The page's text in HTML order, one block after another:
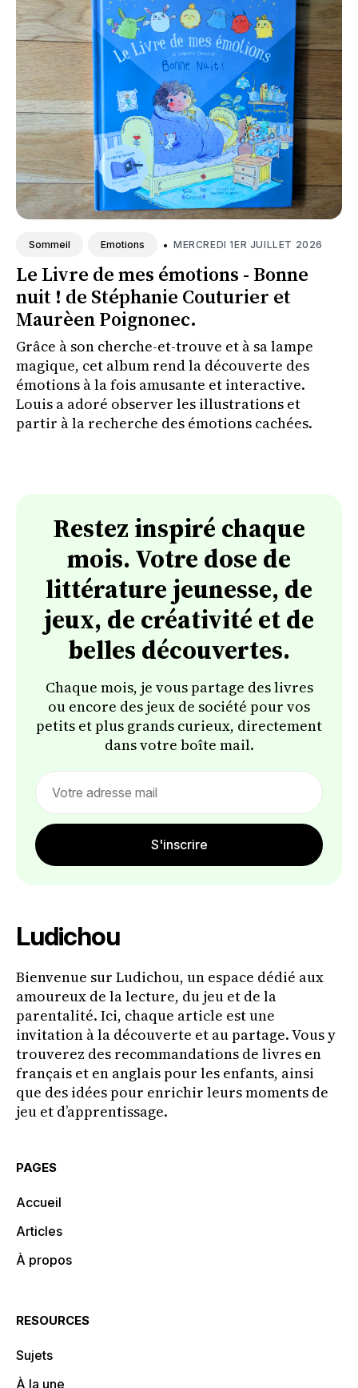
Sommeil Emotions • MERCREDI 1ER JUILLET 2026
Le Livre de mes émotions - Bonne
nuit ! de Stéphanie Couturier et
Maurèen Poignonec.
Grâce à son cherche-et-trouve et à sa lampe
magique, cet album rend la découverte des
émotions à la fois amusante et interactive.
Louis a adoré observer les illustrations et
partir à la recherche des émotions cachées.
Restez inspiré chaque
mois. Votre dose de
littérature jeunesse, de
jeux, de créativité et de
belles découvertes.
Chaque mois, je vous partage des livres
ou encore des jeux de société pour vos
petits et plus grands curieux, directement
dans votre boîte mail.
S'inscrire
Ludichou
Bienvenue sur Ludichou, un espace dédié aux
amoureux de la lecture, du jeu et de la
parentalité. Ici, chaque article est une
invitation à la découverte et au partage. Vous y
trouverez des recommandations de livres en
français et en anglais pour les enfants, ainsi
que des idées pour enrichir leurs moments de
jeu et d’apprentissage.
PAGES
Accueil
Articles
À propos
RESOURCES
Sujets
À la une